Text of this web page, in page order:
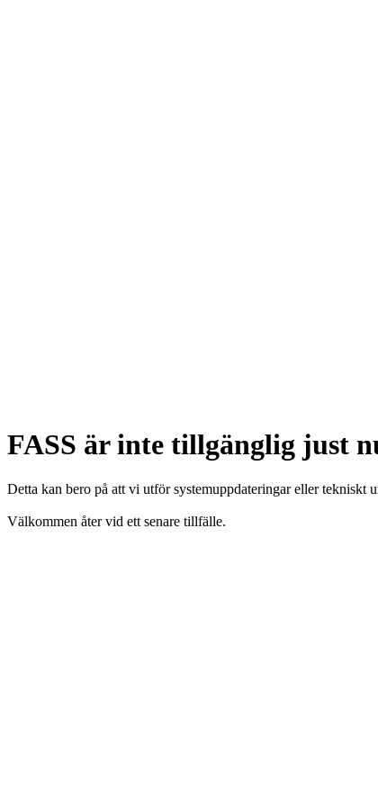
FASS är inte tillgänglig just
Detta kan bero på att vi utför systemuppdateringar eller tekniskt
Välkommen åter vid ett senare tillfälle.